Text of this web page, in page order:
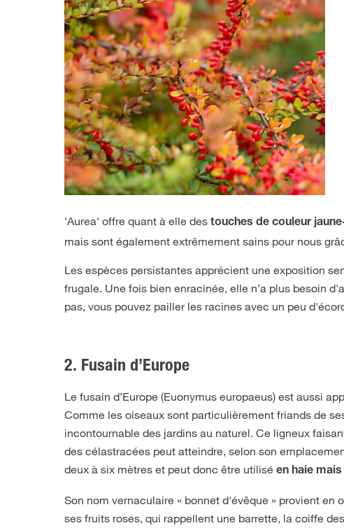
'Aurea' offre quant à elle des touches de couleur
mais sont également extrêmement sains pour nous
Les espèces persistantes apprécient une exposition
frugale. Une fois bien enracinée, elle n’a plus besoin
pas, vous pouvez pailler les racines avec un peu
2. Fusain d’Europe
Le fusain d’Europe (Euonymus europaeus) est aussi
Comme les oiseaux sont particulièrement friands de
incontournable des jardins au naturel. Ce ligneux
des célastracées peut atteindre, selon son
deux à six mètres et peut donc être utilisé en haie
Son nom vernaculaire « bonnet d'évêque » provient en
ses fruits roses, qui rappellent une barrette, la coiffe